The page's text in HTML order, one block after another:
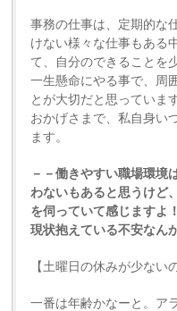
事務の仕事は、定期的な
けない様々な仕事もある
て、自分のできることを
一生懸命にやる事で、周
とが大切だと思っています
おかげさまで、私自身い
ます。
－－働きやすい職場環境
わないもあると思うけど
を伺っていて感じますよ
現状抱えている不安なん
【土曜日の休みが少ない
一番は年齢かなーと。ア